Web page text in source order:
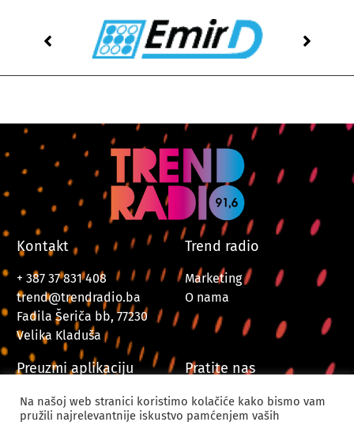
Kontakt
+ 387 37 831 408
trend@trendradio.ba
Fadila Šeriča bb, 77230
Velika Kladuša
Trend radio
Marketing
O nama
Preuzmi aplikaciju Pratite nas
Na našoj web stranici koristimo kolačiće kako bismo vam
pružili najrelevantnije iskustvo pamćenjem vaših